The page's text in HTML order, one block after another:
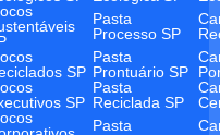
Pasta
Processo SP
SP
Pasta
Prontuário SP
SP
Pasta
Reciclada SP
Pasta